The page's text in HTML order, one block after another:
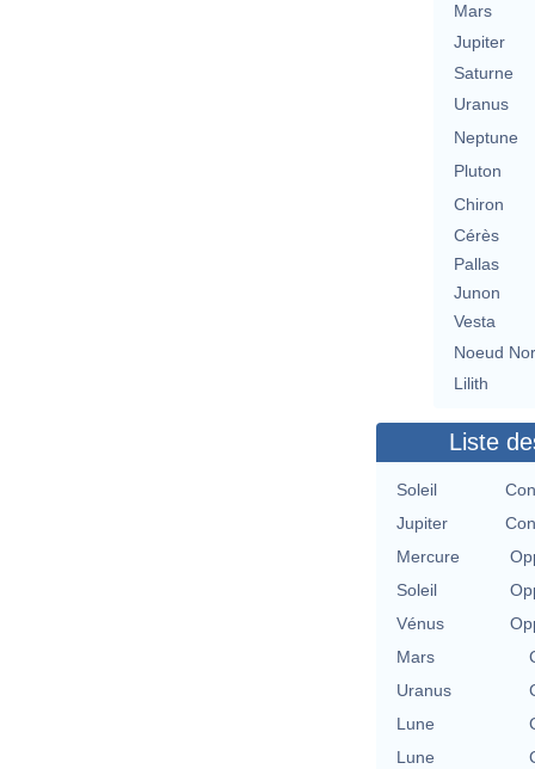
Mars
Jupiter
Saturne
Uranus
Neptune
Pluton
Chiron
Cérès
Pallas
Junon
Vesta
Noeud
Lilith
Liste
Soleil
Jupiter
Mercure
Soleil
Vénus
Mars
Uranus
Lune
Lune